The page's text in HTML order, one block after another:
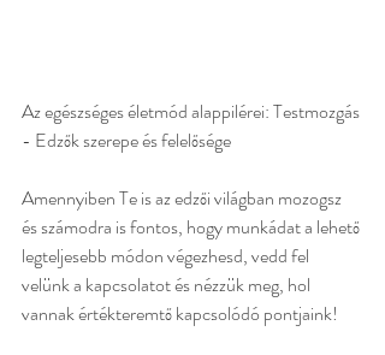
Az egészséges életmód alappilérei: Testmozgás
- Edzők szerepe és felelősége
Amennyiben Te is az edzői világban mozogsz
és számodra is fontos, hogy munkádat a lehető
legteljesebb módon végezhesd, vedd fel
velünk a kapcsolatot és nézzük meg, hol
vannak értékteremtő kapcsolódó pontjaink!